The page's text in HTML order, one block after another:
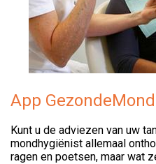
App GezondeMond
Kunt u de adviezen van uw
mondhygiënist allemaal
ragen en poetsen, maar wat